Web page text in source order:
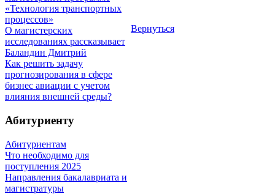
«Технология транспортных
процессов»
О магистерских
исследованиях рассказывает
Баландин Дмитрий
Как решить задачу
прогнозирования в сфере
бизнес авиации с учетом
влияния внешней среды?
Абитуриенту
Абитуриентам
Что необходимо для
поступления 2025
Направления бакалавриата и
магистратуры
Вернуться